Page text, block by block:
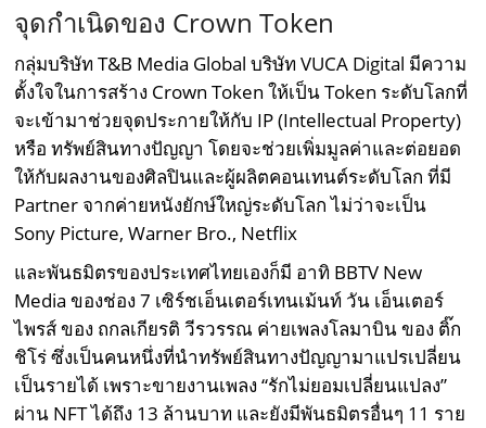
จุดกำเนิดของ Crown Token
กลุ่มบริษัท T&B Media Global บริษัท VUCA Digital มีความ
ตั้งใจในการสร้าง Crown Token ให้เป็น Token ระดับโลกที่
จะเข้ามาช่วยจุดประกายให้กับ IP (Intellectual Property)
หรือ ทรัพย์สินทางปัญญา โดยจะช่วยเพิ่มมูลค่าและต่อยอด
ให้กับผลงานของศิลปินและผู้ผลิตคอนเทนต์ระดับโลก ที่มี
Partner จากค่ายหนังยักษ์ใหญ่ระดับโลก ไม่ว่าจะเป็น
Sony Picture, Warner Bro., Netflix
และพันธมิตรของประเทศไทยเองก็มี อาทิ BBTV New
Media ของช่อง 7 เซิร์ชเอ็นเตอร์เทนเม้นท์ วัน เอ็นเตอร์
ไพรส์ ของ ถกลเกียรติ วีรวรรณ ค่ายเพลงโลมาบิน ของ ติ๊ก
ชิโร่ ซึ่งเป็นคนหนึ่งที่นำทรัพย์สินทางปัญญามาแปรเปลี่ยน
เป็นรายได้ เพราะขายงานเพลง “รักไม่ยอมเปลี่ยนแปลง”
ผ่าน NFT ได้ถึง 13 ล้านบาท และยังมีพันธมิตรอื่นๆ 11 ราย